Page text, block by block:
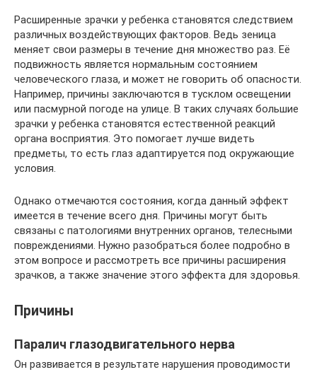
Расширенные зрачки у ребенка становятся следствием
различных воздействующих факторов. Ведь зеница
меняет свои размеры в течение дня множество раз. Её
подвижность является нормальным состоянием
человеческого глаза, и может не говорить об опасности.
Например, причины заключаются в тусклом освещении
или пасмурной погоде на улице. В таких случаях большие
зрачки у ребенка становятся естественной реакций
органа восприятия. Это помогает лучше видеть
предметы, то есть глаз адаптируется под окружающие
условия.
Однако отмечаются состояния, когда данный эффект
имеется в течение всего дня. Причины могут быть
связаны с патологиями внутренних органов, телесными
повреждениями. Нужно разобраться более подробно в
этом вопросе и рассмотреть все причины расширения
зрачков, а также значение этого эффекта для здоровья.
Причины
Паралич глазодвигательного нерва
Он развивается в результате нарушения проводимости